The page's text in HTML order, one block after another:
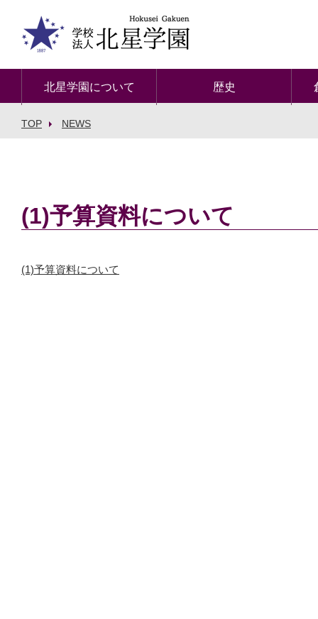
北星学園について 歴史
TOP NEWS
(1)予算資料について
(1)予算資料について